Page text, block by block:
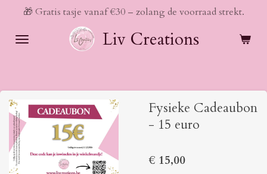
naar
Liv Creations
🎁 Gratis tasje vanaf €30 – zolang de voorraad strekt.
Fysieke Cadeaubon
- 15 euro
€ 15,00